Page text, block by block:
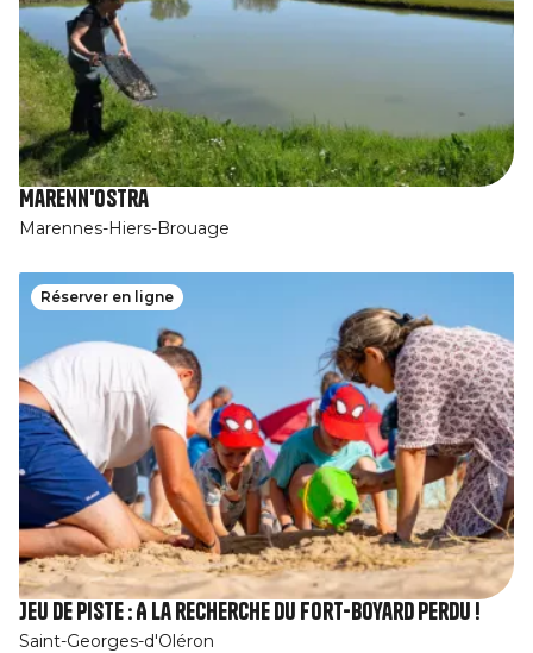
Marenn'Ostra
Marennes-Hiers-Brouage
Réserver en ligne
Jeu de piste : A la recherche du Fort-Boyard perdu !
Saint-Georges-d'Oléron